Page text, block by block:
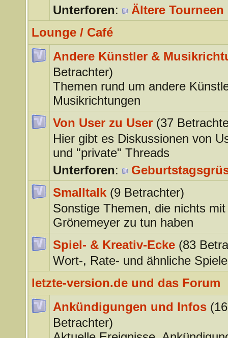
Unterforen:
Ältere Tourneen
Lounge / Café
Andere Künstler &
Betrachter)
Themen rund um andere
Musikrichtungen
Von User zu User (37
Hier gibt es Diskussionen von
und "private" Threads
Unterforen:
Smalltalk (9 Betrachter)
Sonstige Themen, die nichts mit
Grönemeyer zu tun haben
Spiel- & Kreativ-Ecke (83
Wort-, Rate- und ähnliche Spiele
letzte-version.de und das Forum
Ankündigungen und Infos (16
Betrachter)